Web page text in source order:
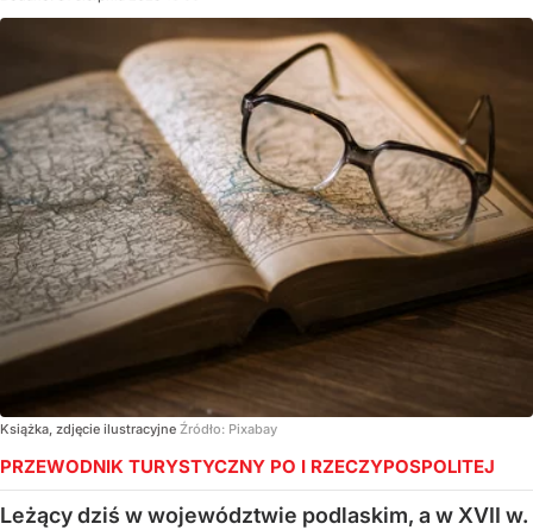
Książka, zdjęcie ilustracyjne Źródło: Pixabay
PRZEWODNIK TURYSTYCZNY PO I RZECZYPOSPOLITEJ
Leżący dziś w województwie podlaskim, a w XVII w.